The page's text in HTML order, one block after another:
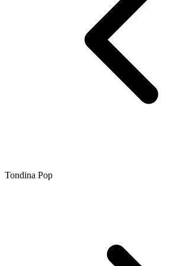
Tondina Pop